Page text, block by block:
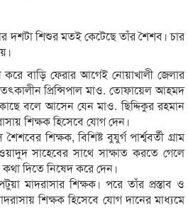
দশটা শিশুর মতই কেটেছে তাঁর শৈশব। চার
করে বাড়ি ফেরার আগেই নোয়াখালী জেলার
প্রিন্সিপাল মাও. তোফায়েল আহমদ
বলে আসেন যেন মাও. ছিদ্দিকুর রহমান
শিক্ষক হিসেবে যোগ দেন।
শিক্ষক, বিশিষ্ট বুযুর্গ পার্শ্ববর্তী গ্রাম
সাহেবের সাথে সাক্ষাত করতে গেলে
দিতে নিষেদ করে দেন।
মাদরাসার শিক্ষক। পরে তাঁর প্রস্তাব ও
শিক্ষক হিসেবে যোগ দানের মাধ্যমে